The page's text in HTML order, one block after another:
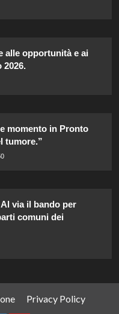
alle opportunità e ai
2026.
momento in Pronto
tumore.”
via il bando per
comuni dei
Privacy Policy